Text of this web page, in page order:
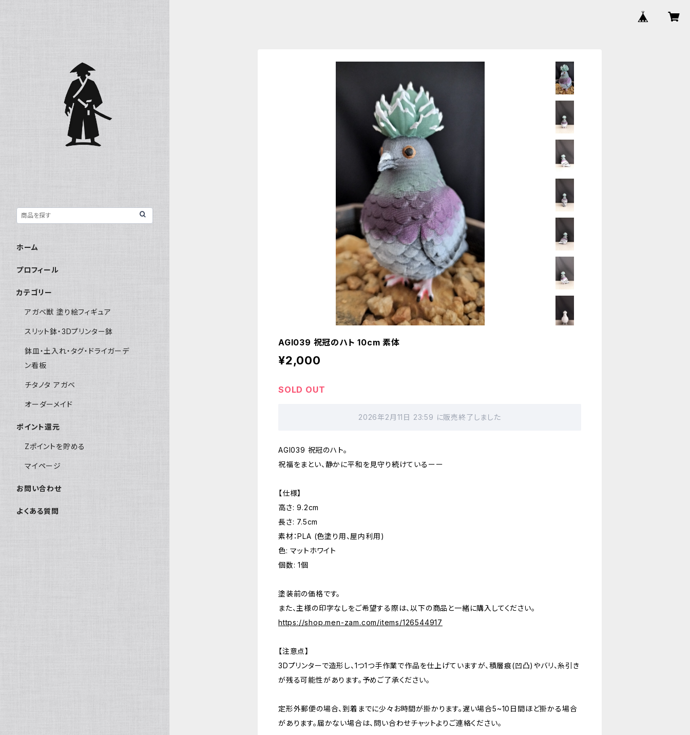
AGI039 祝冠のハト 10cm 素体
¥2,000
SOLD OUT
2026年2月11日 23:59 に販売終了しました
AGI039 祝冠のハト。
祝福をまとい、静かに平和を見守り続けているーー
【仕様】
高さ: 9.2cm
長さ: 7.5cm
素材：PLA (色塗り用、屋内利用)
色: マットホワイト
個数: 1個
塗装前の価格です。
また、主様の印字なしをご希望する際は、以下の商品と一緒に購入してください。
https://shop.men-zam.com/items/126544917
【注意点】
3Dプリンターで造形し、1つ1つ手作業で作品を仕上げていますが、積層痕(凹凸)やバリ、糸引き
が残る可能性があります。予めご了承ください。
定形外郵便の場合、到着までに少々お時間が掛かります。遅い場合5~10日間ほど掛かる場合
があります。届かない場合は、問い合わせチャットよりご連絡ください。
ホーム
プロフィール
カテゴリー
アガベ獣 塗り絵フィギュア
スリット鉢・3Dプリンター鉢
鉢皿・土入れ・タグ・ドライガーデ
ン看板
チタノタ アガベ
オーダーメイド
ポイント還元
Zポイントを貯める
マイページ
お問い合わせ
よくある質問